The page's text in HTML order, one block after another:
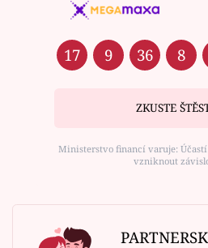
17 9 36 8
ZKUSTE
Ministerstvo financí varuje:
vzniknout